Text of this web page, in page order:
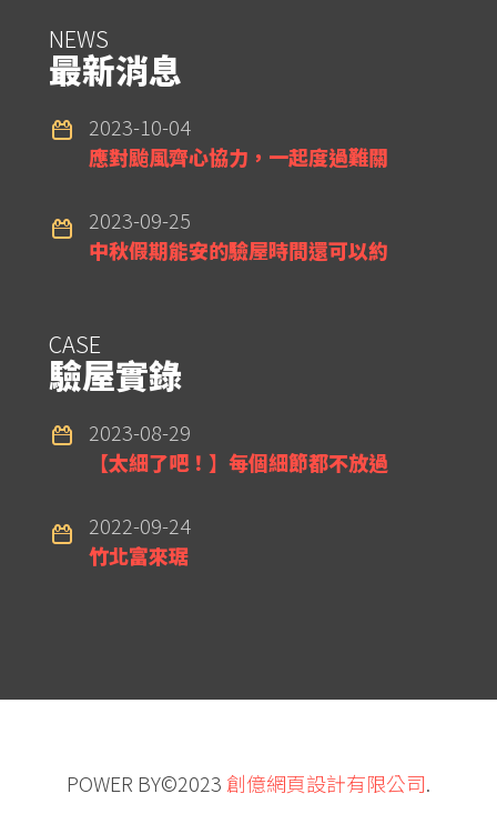
NEWS
最新消息
2023-10-04
應對颱風齊心協力，一起度過難關
2023-09-25
中秋假期能安的驗屋時間還可以約
CASE
驗屋實錄
2023-08-29
【太細了吧！】每個細節都不放過
2022-09-24
竹北富來琚
POWER BY©2023 創億網頁設計有限公司.